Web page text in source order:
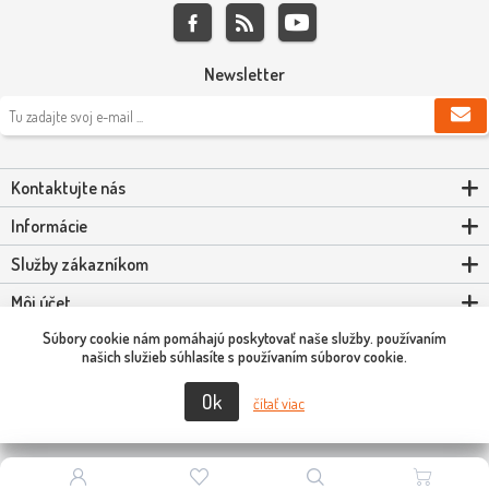
Newsletter
Kontaktujte nás
Informácie
Služby zákazníkom
Môj účet
Powered bynopCommerce
Copyright © 2026 Scooter-Tuning SK. Všetky práva vyhradené.
Súbory cookie nám pomáhajú poskytovať naše služby. používaním
našich služieb súhlasíte s používaním súborov cookie.
Ok čítať viac